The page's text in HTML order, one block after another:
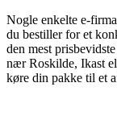
Nogle enkelte e-
du bestiller for et
den mest
nær Roskilde, Ikast
køre din pakke til et